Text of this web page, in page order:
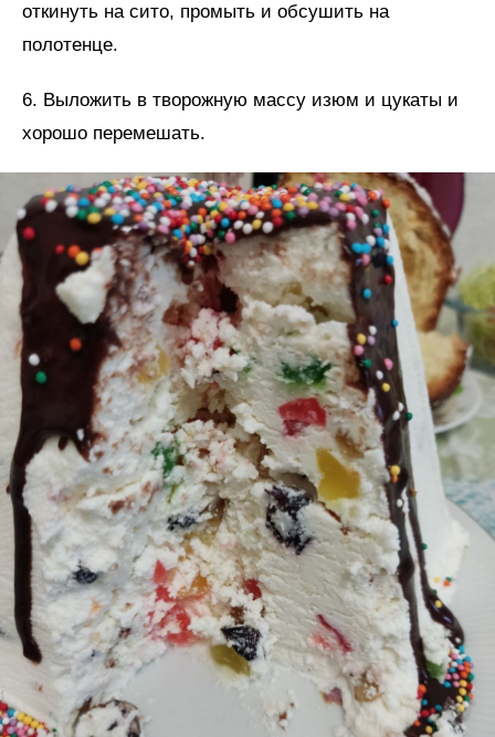
откинуть на сито, промыть и обсушить на
полотенце.
6. Выложить в творожную массу изюм и цукаты и
хорошо перемешать.